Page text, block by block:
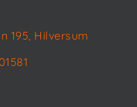
195, Hilversum